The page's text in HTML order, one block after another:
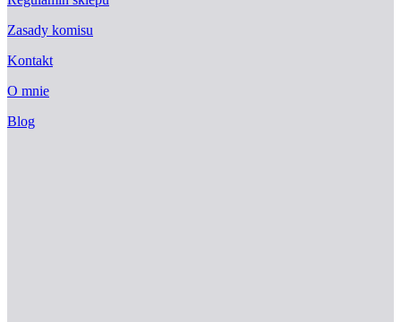
Zasady komisu
Kontakt
O mnie
Blog